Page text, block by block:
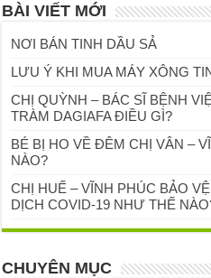
BÀI VIẾT MỚI
NƠI BÁN TINH DẦU SẢ
LƯU Ý KHI MUA MÁY XÔNG
CHỊ QUỲNH – BÁC SĨ BỆNH
TRÀM DAGIAFA ĐIỀU GÌ?
BÉ BỊ HO VỀ ĐÊM CHỊ VÂN –
NÀO?
CHỊ HUẾ – VĨNH PHÚC BẢO
DỊCH COVID-19 NHƯ THẾ
CHUYÊN MỤC